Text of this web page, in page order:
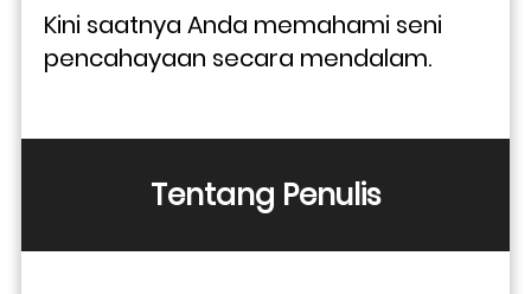
Kini saatnya Anda memahami seni
pencahayaan secara mendalam.
Tentang Penulis